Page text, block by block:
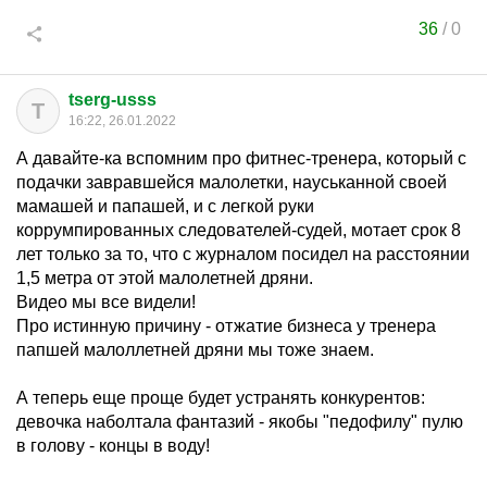
36 /0
T tserg-usss
16:22, 26.01.2022
А давайте-ка вспомним про фитнес-тренера, который с
подачки завравшейся малолетки, науськанной своей
мамашей и папашей, и с легкой руки
коррумпированных следователей-судей, мотает срок 8
лет только за то, что с журналом посидел на расстоянии
1,5 метра от этой малолетней дряни.
Видео мы все видели!
Про истинную причину - отжатие бизнеса у тренера
папшей малоллетней дряни мы тоже знаем.
А теперь еще проще будет устранять конкурентов:
девочка наболтала фантазий - якобы "педофилу" пулю
в голову - концы в воду!